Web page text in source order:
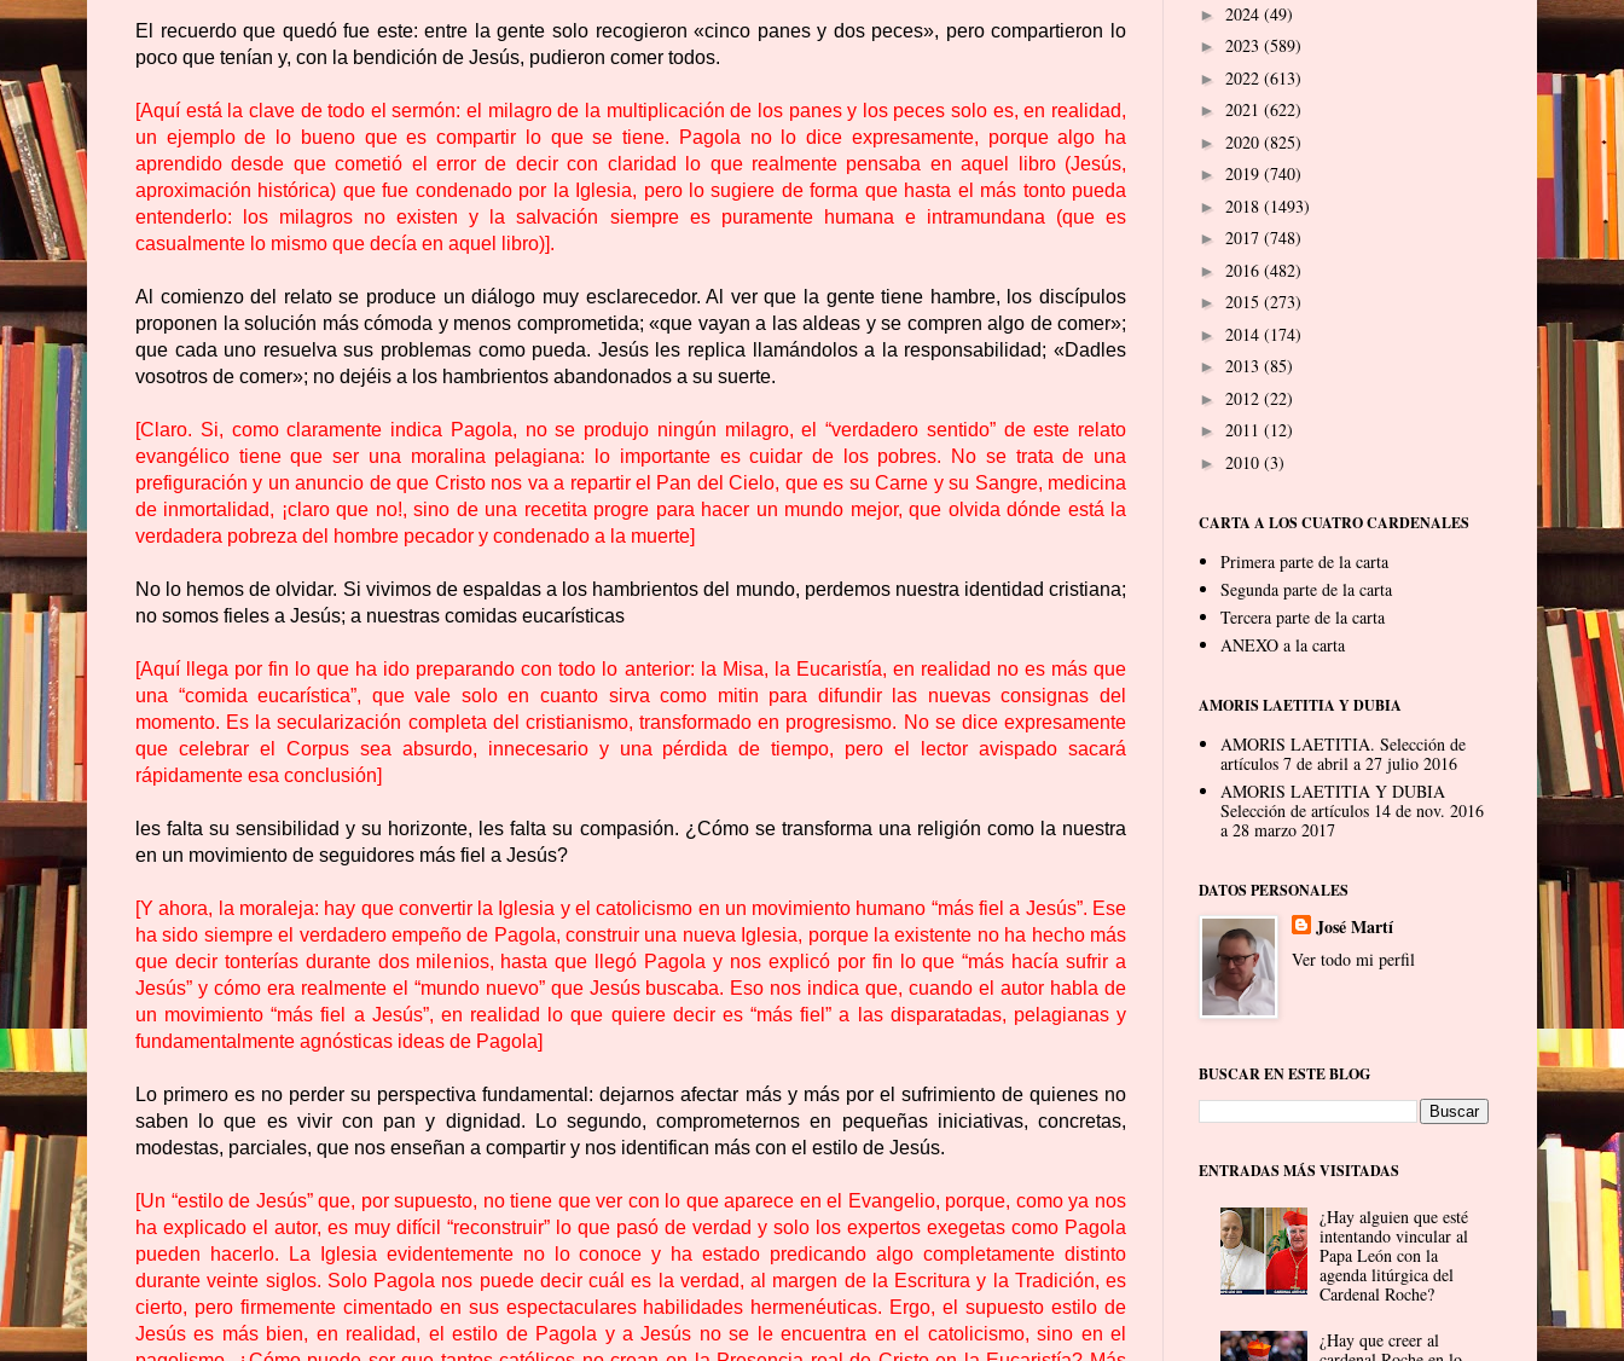
El recuerdo que quedó fue este: entre la gente solo recogieron «cinco panes y dos peces», pero compartieron lo
poco que tenían y, con la bendición de Jesús, pudieron comer todos.
[Aquí está la clave de todo el sermón: el milagro de la multiplicación de los panes y los peces solo es, en realidad,
un ejemplo de lo bueno que es compartir lo que se tiene. Pagola no lo dice expresamente, porque algo ha
aprendido desde que cometió el error de decir con claridad lo que realmente pensaba en aquel libro (Jesús,
aproximación histórica) que fue condenado por la Iglesia, pero lo sugiere de forma que hasta el más tonto pueda
entenderlo: los milagros no existen y la salvación siempre es puramente humana e intramundana (que es
casualmente lo mismo que decía en aquel libro)].
Al comienzo del relato se produce un diálogo muy esclarecedor. Al ver que la gente tiene hambre, los discípulos
proponen la solución más cómoda y menos comprometida; «que vayan a las aldeas y se compren algo de comer»;
que cada uno resuelva sus problemas como pueda. Jesús les replica llamándolos a la responsabilidad; «Dadles
vosotros de comer»; no dejéis a los hambrientos abandonados a su suerte.
[Claro. Si, como claramente indica Pagola, no se produjo ningún milagro, el “verdadero sentido” de este relato
evangélico tiene que ser una moralina pelagiana: lo importante es cuidar de los pobres. No se trata de una
prefiguración y un anuncio de que Cristo nos va a repartir el Pan del Cielo, que es su Carne y su Sangre, medicina
de inmortalidad, ¡claro que no!, sino de una recetita progre para hacer un mundo mejor, que olvida dónde está la
verdadera pobreza del hombre pecador y condenado a la muerte]
No lo hemos de olvidar. Si vivimos de espaldas a los hambrientos del mundo, perdemos nuestra identidad cristiana;
no somos fieles a Jesús; a nuestras comidas eucarísticas
[Aquí llega por fin lo que ha ido preparando con todo lo anterior: la Misa, la Eucaristía, en realidad no es más que
una “comida eucarística”, que vale solo en cuanto sirva como mitin para difundir las nuevas consignas del
momento. Es la secularización completa del cristianismo, transformado en progresismo. No se dice expresamente
que celebrar el Corpus sea absurdo, innecesario y una pérdida de tiempo, pero el lector avispado sacará
rápidamente esa conclusión]
les falta su sensibilidad y su horizonte, les falta su compasión. ¿Cómo se transforma una religión como la nuestra
en un movimiento de seguidores más fiel a Jesús?
[Y ahora, la moraleja: hay que convertir la Iglesia y el catolicismo en un movimiento humano “más fiel a Jesús”. Ese
ha sido siempre el verdadero empeño de Pagola, construir una nueva Iglesia, porque la existente no ha hecho más
que decir tonterías durante dos milenios, hasta que llegó Pagola y nos explicó por fin lo que “más hacía sufrir a
Jesús” y cómo era realmente el “mundo nuevo” que Jesús buscaba. Eso nos indica que, cuando el autor habla de
un movimiento “más fiel a Jesús”, en realidad lo que quiere decir es “más fiel” a las disparatadas, pelagianas y
fundamentalmente agnósticas ideas de Pagola]
Lo primero es no perder su perspectiva fundamental: dejarnos afectar más y más por el sufrimiento de quienes no
saben lo que es vivir con pan y dignidad. Lo segundo, comprometernos en pequeñas iniciativas, concretas,
modestas, parciales, que nos enseñan a compartir y nos identifican más con el estilo de Jesús.
[Un “estilo de Jesús” que, por supuesto, no tiene que ver con lo que aparece en el Evangelio, porque, como ya nos
ha explicado el autor, es muy difícil “reconstruir” lo que pasó de verdad y solo los expertos exegetas como Pagola
pueden hacerlo. La Iglesia evidentemente no lo conoce y ha estado predicando algo completamente distinto
durante veinte siglos. Solo Pagola nos puede decir cuál es la verdad, al margen de la Escritura y la Tradición, es
cierto, pero firmemente cimentado en sus espectaculares habilidades hermenéuticas. Ergo, el supuesto estilo de
Jesús es más bien, en realidad, el estilo de Pagola y a Jesús no se le encuentra en el catolicismo, sino en el
► 2024 (49)
► 2023 (589)
► 2022 (613)
► 2021 (622)
► 2020 (825)
► 2019 (740)
► 2018 (1493)
► 2017 (748)
► 2016 (482)
► 2015 (273)
► 2014 (174)
► 2013 (85)
► 2012 (22)
► 2011 (12)
► 2010 (3)
CARTA A LOS CUATRO CARDENALES
Primera parte de la carta
Segunda parte de la carta
Tercera parte de la carta
ANEXO a la carta
AMORIS LAETITIA Y DUBIA
AMORIS LAETITIA. Selección de
artículos 7 de abril a 27 julio 2016
AMORIS LAETITIA Y DUBIA
Selección de artículos 14 de nov. 2016
a 28 marzo 2017
DATOS PERSONALES
José Martí
Ver todo mi perfil
BUSCAR EN ESTE BLOG
ENTRADAS MÁS VISITADAS
¿Hay alguien que esté
intentando vincular al
Papa León con la
agenda litúrgica del
Cardenal Roche?
¿Hay que creer al